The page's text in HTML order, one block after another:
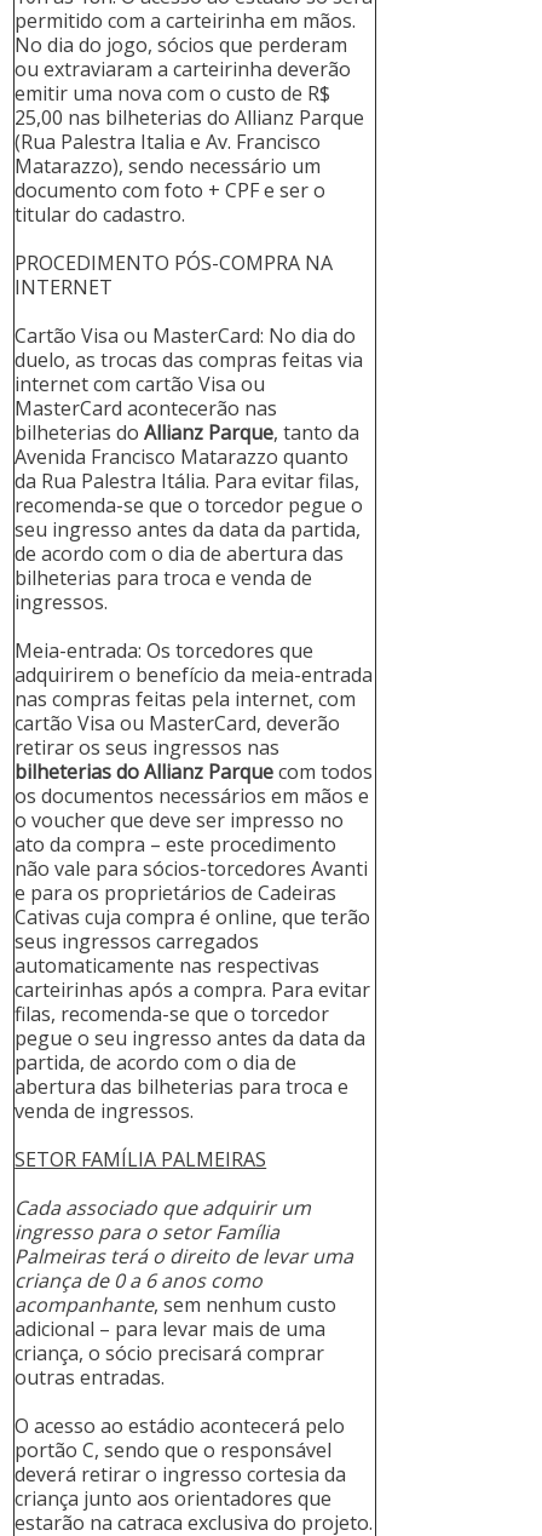
permitido com a carteirinha em mãos.
No dia do jogo, sócios que perderam
ou extraviaram a carteirinha deverão
emitir uma nova com o custo de R$
25,00 nas bilheterias do Allianz Parque
(Rua Palestra Italia e Av. Francisco
Matarazzo), sendo necessário um
documento com foto + CPF e ser o
titular do cadastro.
PROCEDIMENTO PÓS-COMPRA NA
INTERNET
Cartão Visa ou MasterCard: No dia do
duelo, as trocas das compras feitas via
internet com cartão Visa ou
MasterCard acontecerão nas
bilheterias doAllianz Parque, tanto da
Avenida Francisco Matarazzo quanto
da Rua Palestra Itália. Para evitar filas,
recomenda-se que o torcedor pegue o
seu ingresso antes da data da partida,
de acordo com o dia de abertura das
bilheterias para troca e venda de
ingressos.
Meia-entrada: Os torcedores que
adquirirem o benefício da meia-entrada
nas compras feitas pela internet, com
cartão Visa ou MasterCard, deverão
retirar os seus ingressos nas
bilheterias do Allianz Parquecom todos
os documentos necessários em mãos e
o voucher que deve ser impresso no
ato da compra – este procedimento
não vale para sócios-torcedores Avanti
e para os proprietários de Cadeiras
Cativas cuja compra é online, que terão
seus ingressos carregados
automaticamente nas respectivas
carteirinhas após a compra. Para evitar
filas, recomenda-se que o torcedor
pegue o seu ingresso antes da data da
partida, de acordo com o dia de
abertura das bilheterias para troca e
venda de ingressos.
SETOR FAMÍLIA PALMEIRAS
Cada associado que adquirir um
ingresso para o setor Família
Palmeiras terá o direito de levar uma
criança de 0 a 6 anos como
acompanhante, sem nenhum custo
adicional – para levar mais de uma
criança, o sócio precisará comprar
outras entradas.
O acesso ao estádio acontecerá pelo
portão C, sendo que o responsável
deverá retirar o ingresso cortesia da
criança junto aos orientadores que
estarão na catraca exclusiva do projeto.